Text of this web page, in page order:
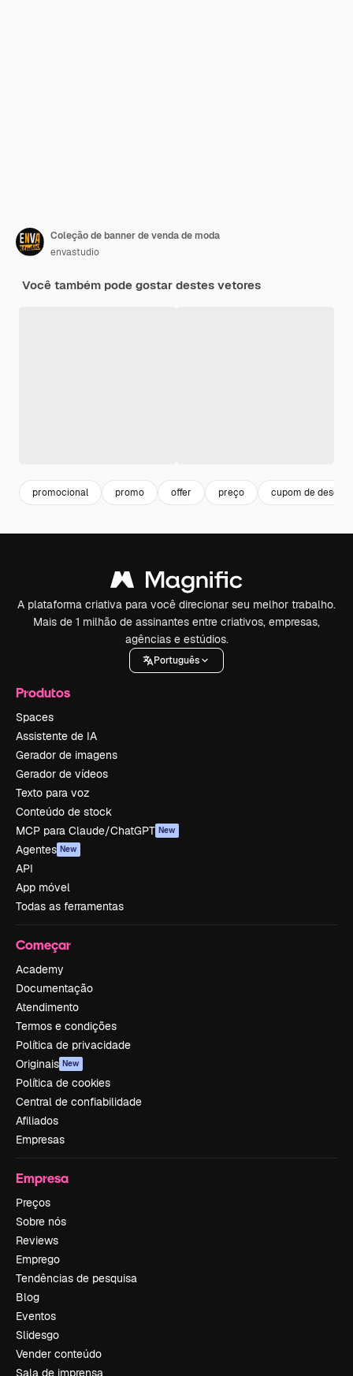
Coleção de banner de venda de moda
envastudio
Você também pode gostar destes vetores
promocional promo offer preço cupom de
A plataforma criativa para você direcionar seu melhor trabalho.
Mais de 1 milhão de assinantes entre criativos, empresas,
agências e estúdios.
Português
Produtos
Spaces
Assistente de IA
Gerador de imagens
Gerador de vídeos
Texto para voz
Conteúdo de stock
MCP para Claude/ChatGPT New
Agentes New
API
App móvel
Todas as ferramentas
Começar
Academy
Documentação
Atendimento
Termos e condições
Política de privacidade
Originais New
Política de cookies
Central de confiabilidade
Afiliados
Empresas
Empresa
Preços
Sobre nós
Reviews
Emprego
Tendências de pesquisa
Blog
Eventos
Slidesgo
Vender conteúdo
Sala de imprensa